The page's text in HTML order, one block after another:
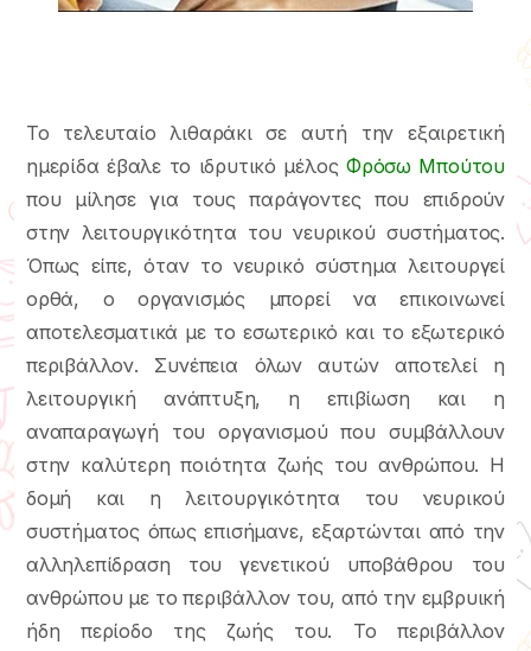
Το τελευταίο λιθαράκι σε αυτή την εξαιρετική
ημερίδα έβαλε το ιδρυτικό μέλος Φρόσω Μπούτου
που μίλησε για τους παράγοντες που επιδρούν
στην λειτουργικότητα του νευρικού συστήματος.
Όπως είπε, όταν το νευρικό σύστημα λειτουργεί
ορθά, ο οργανισμός μπορεί να επικοινωνεί
αποτελεσματικά με το εσωτερικό και το εξωτερικό
περιβάλλον. Συνέπεια όλων αυτών αποτελεί η
λειτουργική ανάπτυξη, η επιβίωση και η
αναπαραγωγή του οργανισμού που συμβάλλουν
στην καλύτερη ποιότητα ζωής του ανθρώπου. Η
δομή και η λειτουργικότητα του νευρικού
συστήματος όπως επισήμανε, εξαρτώνται από την
αλληλεπίδραση του γενετικού υποβάθρου του
ανθρώπου με το περιβάλλον του, από την εμβρυική
ήδη περίοδο της ζωής του. Το περιβάλλον